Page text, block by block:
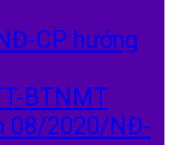
CP hướng
BTNMT
08/2020/NĐ-